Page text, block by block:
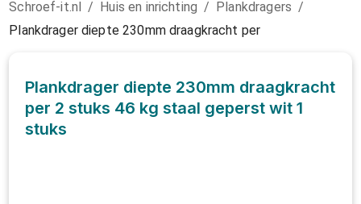
Schroef-it.nl / Huis en inrichting / Plankdragers /
Plankdrager diepte 230mm draagkracht per
Plankdrager diepte 230mm draagkracht
per 2 stuks 46 kg staal geperst wit 1
stuks